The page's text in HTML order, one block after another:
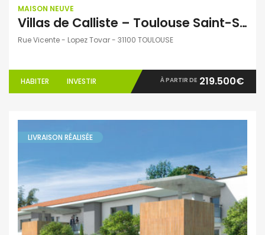
MAISON NEUVE
Villas de Calliste – Toulouse Saint-Simon – Villas T3 et T4
Rue Vicente - Lopez Tovar - 31100 TOULOUSE
HABITER INVESTIR À PARTIR DE 219.500€
LIVRAISON RÉALISÉE